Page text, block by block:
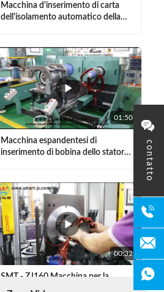
contatto
Macchina d'inserimento di carta
dell'isolamento automatico della
01:50
Macchina espandentesi di
inserimento di bobina dello statore
00:32
SMT - ZJ160 Macchina per la
formatura di bobine Sistema